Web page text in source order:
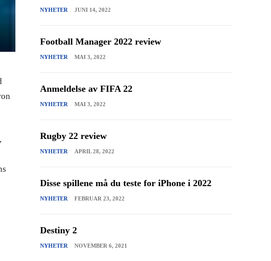
NYHETER JUNI 14, 2022
Football Manager 2022 review
NYHETER MAI 3, 2022
Anmeldelse av FIFA 22
NYHETER MAI 3, 2022
Rugby 22 review
NYHETER APRIL 28, 2022
Disse spillene må du teste for iPhone i 2022
NYHETER FEBRUAR 23, 2022
Destiny 2
NYHETER NOVEMBER 6, 2021